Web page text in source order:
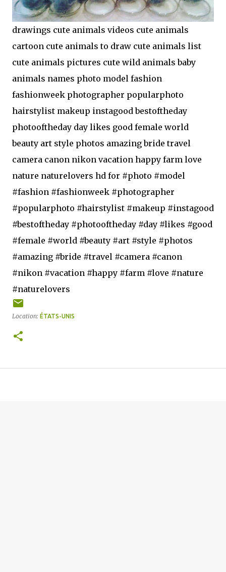
drawings cute animals videos cute animals
cartoon cute animals to draw cute animals list
cute animals pictures cute wild animals baby
animals names photo model fashion
fashionweek photographer popularphoto
hairstylist makeup instagood bestoftheday
photooftheday day likes good female world
beauty art style photos amazing bride travel
camera canon nikon vacation happy farm love
nature naturelovers hd for #photo #model
#fashion #fashionweek #photographer
#popularphoto #hairstylist #makeup #instagood
#bestoftheday #photooftheday #day #likes #good
#female #world #beauty #art #style #photos
#amazing #bride #travel #camera #canon
#nikon #vacation #happy #farm #love #nature
#naturelovers
Location: ÉTATS-UNIS